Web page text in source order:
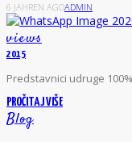
6 JAHREN AGOADMIN
views
2015
Predstavnici udruge
PROČITAJ VIŠE
Blog